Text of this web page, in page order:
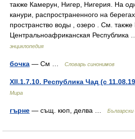
также Камерун, Нигер, Нигерия. На
канури, распространенного на
пространство воды , озеро . См.
Центральноафриканская Республика
энциклопедия
бочка — См … Словарь синонимов
XII.1.7.10. Республика Чад (с
Мира
гърне — същ. кюп, делва … Български